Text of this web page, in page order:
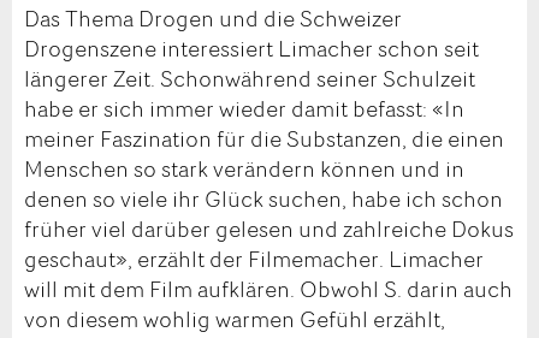
Das Thema Drogen und die Schweizer
Drogenszene interessiert Limacher schon seit
längerer Zeit. Schonwährend seiner Schulzeit
habe er sich immer wieder damit befasst: «In
meiner Faszination für die Substanzen, die einen
Menschen so stark verändern können und in
denen so viele ihr Glück suchen, habe ich schon
früher viel darüber gelesen und zahlreiche Dokus
geschaut», erzählt der Filmemacher. Limacher
will mit dem Film aufklären. Obwohl S. darin auch
von diesem wohlig warmen Gefühl erzählt,